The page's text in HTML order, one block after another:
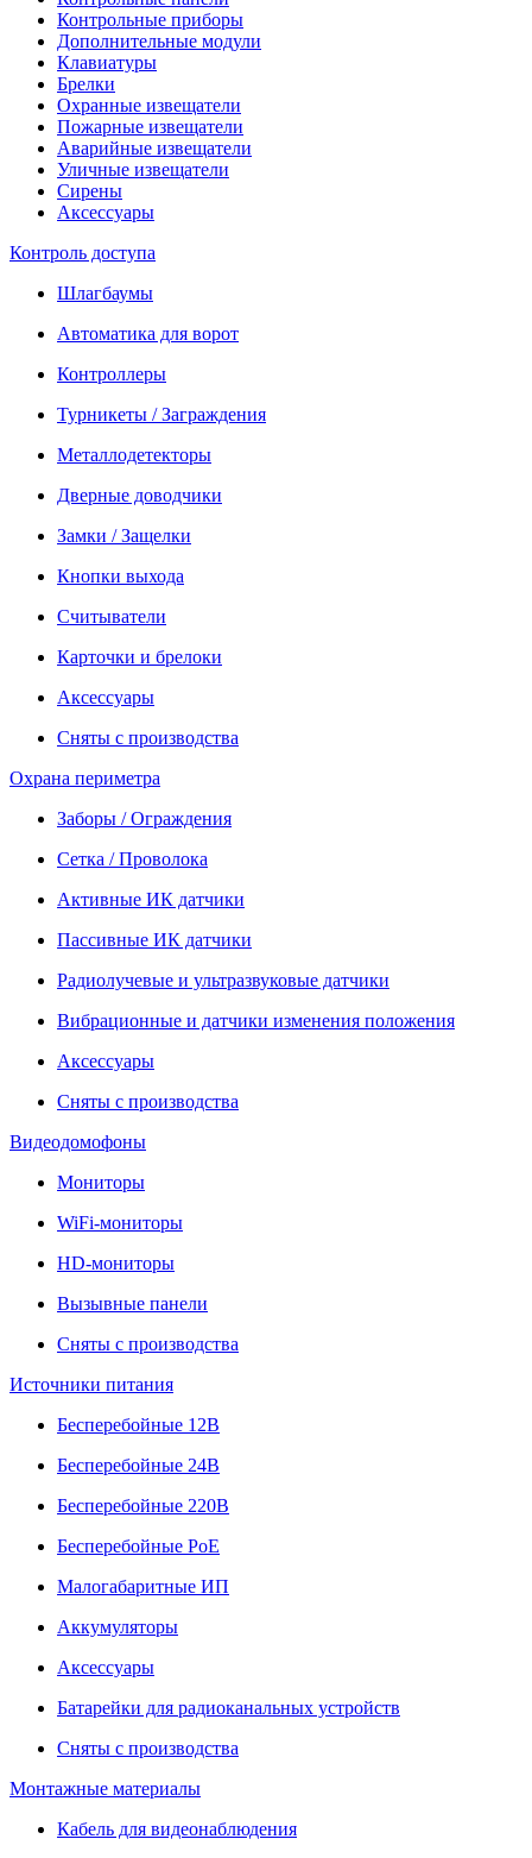
Контрольные приборы
Дополнительные модули
Клавиатуры
Брелки
Охранные извещатели
Пожарные извещатели
Аварийные извещатели
Уличные извещатели
Сирены
Аксессуары
Контроль доступа
Шлагбаумы
Автоматика для ворот
Контроллеры
Турникеты / Заграждения
Металлодетекторы
Дверные доводчики
Замки / Защелки
Кнопки выхода
Считыватели
Карточки и брелоки
Аксессуары
Сняты с производства
Охрана периметра
Заборы / Ограждения
Сетка / Проволока
Активные ИК датчики
Пассивные ИК датчики
Радиолучевые и ультразвуковые датчики
Вибрационные и датчики изменения положения
Аксессуары
Сняты с производства
Видеодомофоны
Мониторы
WiFi-мониторы
HD-мониторы
Вызывные панели
Сняты с производства
Источники питания
Бесперебойные 12В
Бесперебойные 24В
Бесперебойные 220В
Бесперебойные PoE
Малогабаритные ИП
Аккумуляторы
Аксессуары
Батарейки для радиоканальных устройств
Сняты с производства
Монтажные материалы
Кабель для видеонаблюдения